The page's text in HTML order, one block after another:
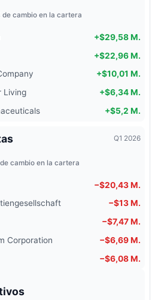
de cambio en la cartera
+$29,58 M.
+$22,96 M.
+$10,01 M.
Living
+$6,34 M.
+$5,2 M.
Q1 2026
cambio en la cartera
−$20,43 M.
−$13 M.
−$7,47 M.
Corporation
−$6,69 M.
−$6,08 M.